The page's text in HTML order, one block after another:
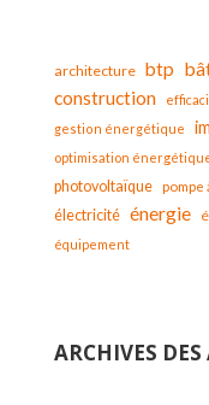
architecture btp
construction
gestion énergétique
optimisation
photovoltaïque pompe
électricité énergie
équipement
ARCHIVES